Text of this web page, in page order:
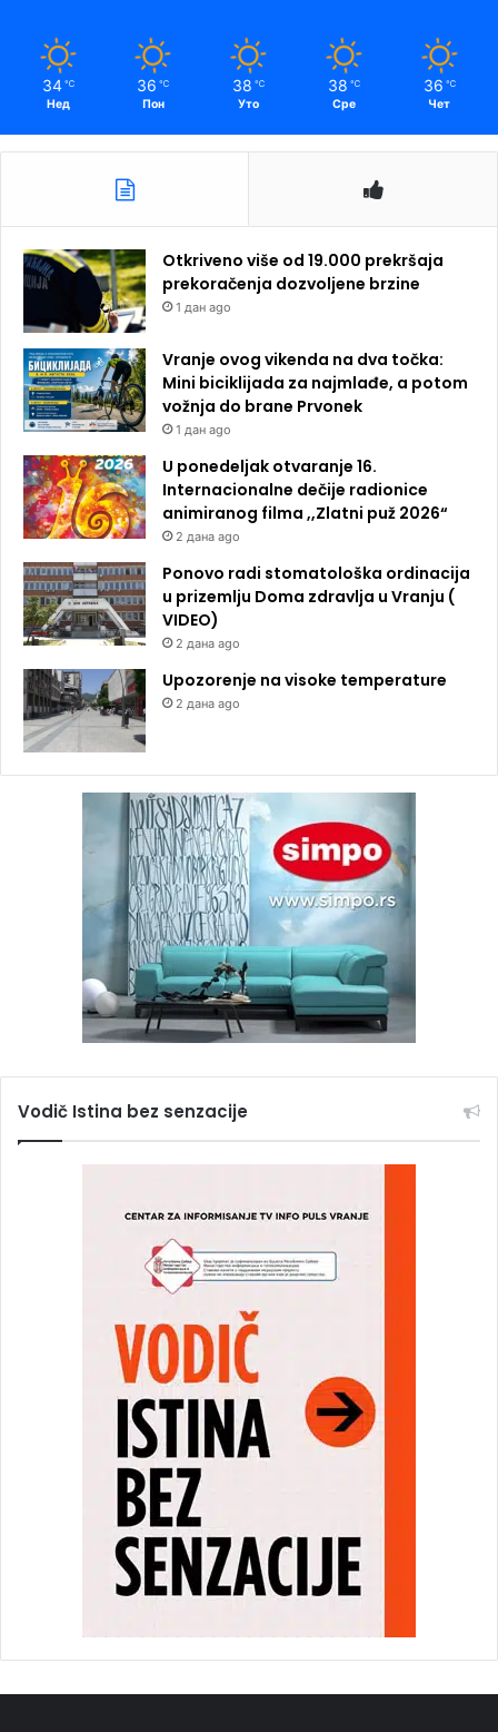
34 ℃
Нед
36 ℃
Пон
38 ℃
Уто
38 ℃
Сре
36 ℃
Чет
Otkriveno više od 19.000 prekršaja
prekoračenja dozvoljene brzine
1 дан ago
Vranje ovog vikenda na dva točka:
Mini biciklijada za najmlađe, a potom
vožnja do brane Prvonek
1 дан ago
U ponedeljak otvaranje 16.
Internacionalne dečije radionice
animiranog filma ,,Zlatni puž 2026“
2 дана ago
Ponovo radi stomatološka ordinacija
u prizemlju Doma zdravlja u Vranju (
VIDEO)
2 дана ago
Upozorenje na visoke temperature
2 дана ago
Vodič Istina bez senzacije